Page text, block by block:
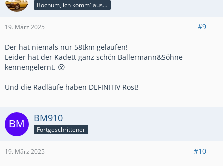
Bochum, ich komm' aus dir
19. März 2025 #9
Der hat niemals nur 58tkm gelaufen!
Leider hat der Kadett ganz schön Ballermann&Söhne
kennengelernt. 😵
Und die Radläufe haben DEFINITIV Rost!
BM910
Fortgeschrittener
19. März 2025 #10